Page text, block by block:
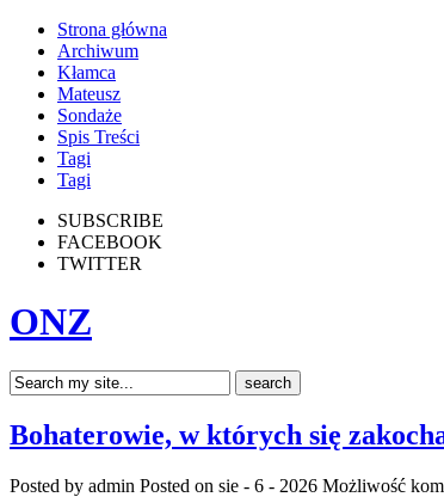
Strona główna
Archiwum
Kłamca
Mateusz
Sondaże
Spis Treści
Tagi
Tagi
SUBSCRIBE
FACEBOOK
TWITTER
ONZ
Bohaterowie, w których się
Posted by admin Posted on sie - 6 - 2026 Możliwość